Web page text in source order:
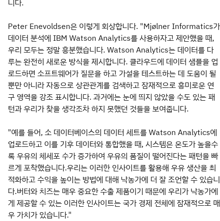
니다.
Peter Enevoldsen은 이렇게 회상합니다. "Mjølner Informatics가
데이터 분석에 IBM Watson Analytics를 사용하자고 제안했을 때,
우리 모두는 정말 흥분했습니다. Watson Analytics는 데이터를 다
루는 완전히 새로운 방식을 제시합니다. 클라우드에 데이터 샘플을 업
로드하면 소프트웨어가 질문을 하고 가설을 테스트하는 데 도움이 될
뿐만 아니라 자동으로 상관관계를 검색하고 잠재적으로 흥미로운 연
구 영역을 강조 표시합니다. 과거에는 눈에 띄지 않았을 수도 있는 패
턴과 우리가 찾을 생각조차 하지 못했던 것들을 보여줍니다.
"예를 들어, 소 데이터베이스의 데이터 세트를 Watson Analytics에
업로드하고 이를 기후 데이터와 통합했을 때, 시스템은 온도가 높을수
록 우유의 체세포 수가 증가하여 우유의 품질이 떨어진다는 패턴을 빠
르게 포착했습니다.우리는 이러한 인사이트를 활용해 우유 생산을 최
적화하고 수익을 높이는 방법에 대해 낙농가에 더 잘 조언할 수 있습니
다.버터와 치즈는 매우 중요한 수출 제품이기 때문에 우리가 낙농가에
게 제공할 수 있는 이러한 인사이트는 국가 경제 전체에 잠재적으로 매
우 가치가 있습니다."